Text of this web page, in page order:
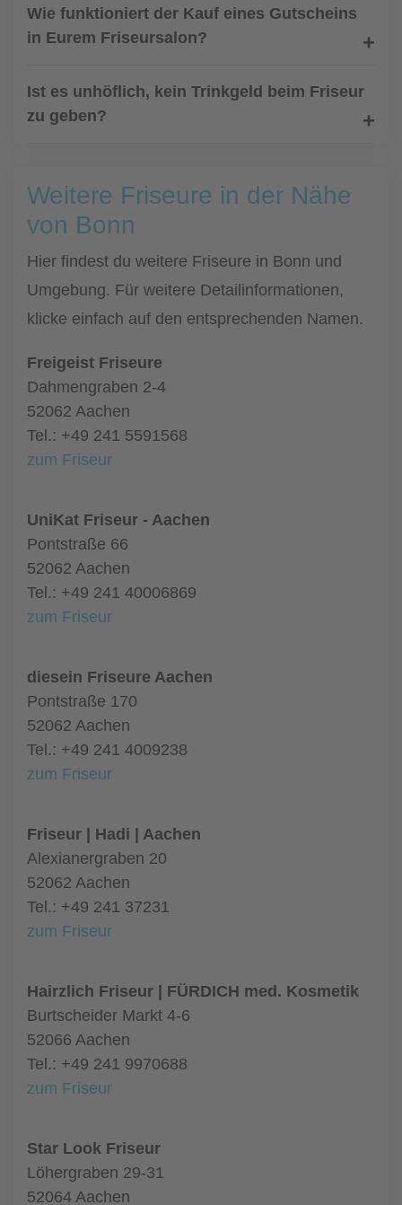
Wie funktioniert der Kauf eines Gutscheins
in Eurem Friseursalon?
Ist es unhöflich, kein Trinkgeld beim Friseur
zu geben?
Weitere Friseure in der Nähe
von Bonn
Hier findest du weitere Friseure in Bonn und
Umgebung. Für weitere Detailinformationen,
klicke einfach auf den entsprechenden Namen.
Freigeist Friseure
Dahmengraben 2-4
52062 Aachen
Tel.: +49 241 5591568
zum Friseur
UniKat Friseur - Aachen
Pontstraße 66
52062 Aachen
Tel.: +49 241 40006869
zum Friseur
diesein Friseure Aachen
Pontstraße 170
52062 Aachen
Tel.: +49 241 4009238
zum Friseur
Friseur | Hadi | Aachen
Alexianergraben 20
52062 Aachen
Tel.: +49 241 37231
zum Friseur
Hairzlich Friseur | FÜRDICH med. Kosmetik
Burtscheider Markt 4-6
52066 Aachen
Tel.: +49 241 9970688
zum Friseur
Star Look Friseur
Löhergraben 29-31
52064 Aachen